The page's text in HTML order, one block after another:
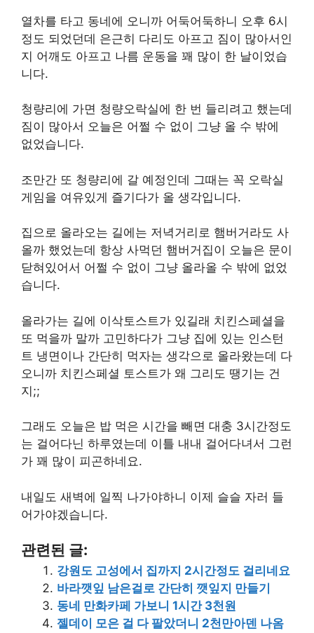
열차를 타고 동네에 오니까 어둑어둑하니 오후 6시
정도 되었던데 은근히 다리도 아프고 짐이 많아서인
지 어깨도 아프고 나름 운동을 꽤 많이 한 날이었습
니다.
청량리에 가면 청량오락실에 한 번 들리려고 했는데
짐이 많아서 오늘은 어쩔 수 없이 그냥 올 수 밖에
없었습니다.
조만간 또 청량리에 갈 예정인데 그때는 꼭 오락실
게임을 여유있게 즐기다가 올 생각입니다.
집으로 올라오는 길에는 저녁거리로 햄버거라도 사
올까 했었는데 항상 사먹던 햄버거집이 오늘은 문이
닫혀있어서 어쩔 수 없이 그냥 올라올 수 밖에 없었
습니다.
올라가는 길에 이삭토스트가 있길래 치킨스페셜을
또 먹을까 말까 고민하다가 그냥 집에 있는 인스턴
트 냉면이나 간단히 먹자는 생각으로 올라왔는데 다
오니까 치킨스페셜 토스트가 왜 그리도 땡기는 건
지;;
그래도 오늘은 밥 먹은 시간을 빼면 대충 3시간정도
는 걸어다닌 하루였는데 이틀 내내 걸어다녀서 그런
가 꽤 많이 피곤하네요.
내일도 새벽에 일찍 나가야하니 이제 슬슬 자러 들
어가야겠습니다.
관련된 글:
강원도 고성에서 집까지 2시간정도 걸리네요
바라깻잎 남은걸로 간단히 깻잎지 만들기
동네 만화카페 가보니 1시간 3천원
젤데이 모은 걸 다 팔았더니 2천만아덴 나옴